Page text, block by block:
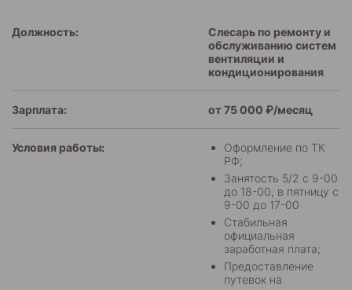
Должность:
Слесарь по ремонту и
обслуживанию систем
вентиляции и
кондиционирования
Зарплата: от 75 000 ₽/месяц
Условия работы:
Оформление по ТК
РФ;
Занятость 5/2 с 9-00
до 18-00, в пятницу с
9-00 до 17-00
Стабильная
официальная
заработная плата;
Предоставление
путевок на